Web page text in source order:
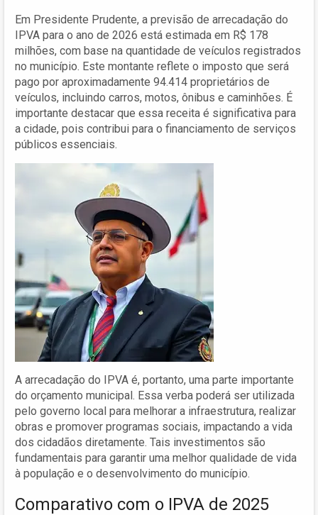
Em Presidente Prudente, a previsão de arrecadação do
IPVA para o ano de 2026 está estimada em R$ 178
milhões, com base na quantidade de veículos registrados
no município. Este montante reflete o imposto que será
pago por aproximadamente 94.414 proprietários de
veículos, incluindo carros, motos, ônibus e caminhões. É
importante destacar que essa receita é significativa para
a cidade, pois contribui para o financiamento de serviços
públicos essenciais.
A arrecadação do IPVA é, portanto, uma parte importante
do orçamento municipal. Essa verba poderá ser utilizada
pelo governo local para melhorar a infraestrutura, realizar
obras e promover programas sociais, impactando a vida
dos cidadãos diretamente. Tais investimentos são
fundamentais para garantir uma melhor qualidade de vida
à população e o desenvolvimento do município.
Comparativo com o IPVA de 2025